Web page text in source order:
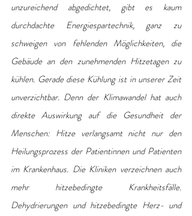
unzureichend abgedichtet, gibt es kaum
durchdachte Energiespartechnik, ganz zu
schweigen von fehlenden Möglichkeiten, die
Gebäude an den zunehmenden Hitzetagen zu
kühlen. Gerade diese Kühlung ist in unserer Zeit
unverzichtbar. Denn der Klimawandel hat auch
direkte Auswirkung auf die Gesundheit der
Menschen: Hitze verlangsamt nicht nur den
Heilungsprozess der Patientinnen und Patienten
im Krankenhaus. Die Kliniken verzeichnen auch
mehr hitzebedingte Krankheitsfälle.
Dehydrierungen und hitzebedingte Herz- und